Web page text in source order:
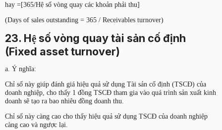
hay =[365/Hệ số vòng quay các khoản phải thu]
(Days of sales outstanding = 365 / Receivables turnover)
23. Hệ số vòng quay tài sản cố định
(Fixed asset turnover)
a. Ý nghĩa:
Chỉ số này giúp đánh giá hiệu quả sử dụng Tài sản cố định (TSCĐ) của
doanh nghiệp, cho thấy 1 đồng TSCĐ tham gia vào quá trình sản xuất kinh
doanh sẽ tạo ra bao nhiêu đồng doanh thu.
Chỉ số này càng cao cho thấy hiệu quả sử dụng TSCĐ của doanh nghiệp
càng cao và ngược lại.